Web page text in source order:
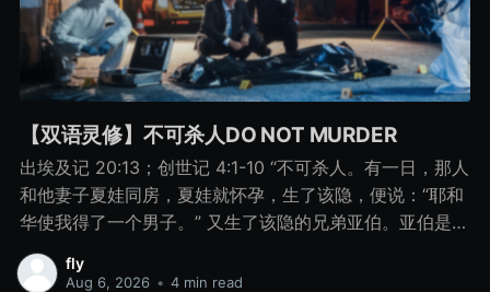
【双语灵修】不可杀人DO NOT MURDER
出埃及记 20:13；创世记 4:1-10 “不可杀人。有一日，那人
和他妻子夏娃同房，夏娃就怀孕，生了该隐，便说：“耶和
华使我得了一个男子。” 又生了该隐的兄弟亚伯。亚伯是牧
羊的，该隐是种地的。 有一日，该隐拿地里的出产为供物
献给耶和华， 亚伯也将他羊群中头生的和羊的脂油献上。
fly
Aug 6, 2026 • 4 min read